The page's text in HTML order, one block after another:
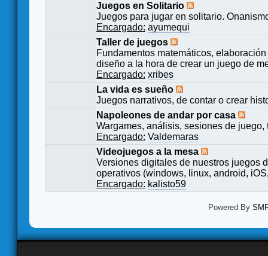
Juegos en Solitario
Juegos para jugar en solitario.
Encargado: ayumequi
Taller de juegos
Fundamentos matemáticos,
diseño a la hora de crear un juego de
Encargado: xribes
La vida es sueño
Juegos narrativos, de contar o crear
Napoleones de andar por casa
Wargames, análisis, sesiones de
Encargado: Valdemaras
Videojuegos a la mesa
Versiones digitales de nuestros juegos
operativos (windows, linux, android,
Encargado: kalisto59
Powered By